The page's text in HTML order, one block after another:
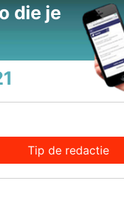
die je
Tip de redactie